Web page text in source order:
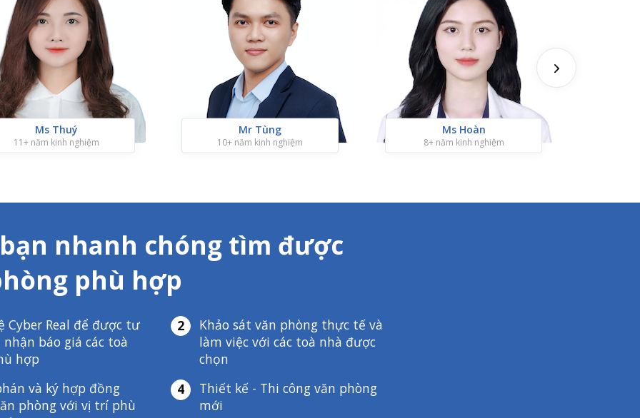
Ms Thuý
11+ năm kinh nghiệm
Mr Tùng
10+ năm kinh nghiệm
Ms Hoàn
8+ năm kinh nghiệm
nhanh chóng tìm được
phù hợp
Cyber Real để được tư
nhận báo giá các toà
hợp
2
Khảo sát văn phòng thực tế và
làm việc với các toà nhà được
chọn
và ký hợp đồng
phòng với vị trí phù
4
Thiết kế - Thi công văn phòng
mới